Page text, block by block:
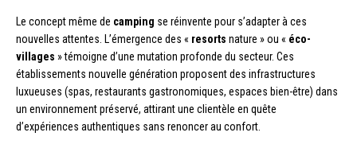
Le concept même de camping se réinvente pour s’adapter à ces
nouvelles attentes. L’émergence des « resorts nature » ou « éco-
villages » témoigne d’une mutation profonde du secteur. Ces
établissements nouvelle génération proposent des infrastructures
luxueuses (spas, restaurants gastronomiques, espaces bien-être) dans
un environnement préservé, attirant une clientèle en quête
d’expériences authentiques sans renoncer au confort.